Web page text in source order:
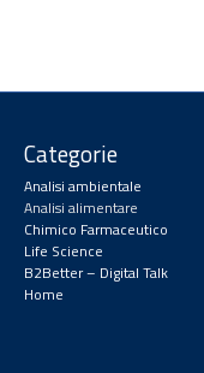
Categorie
Analisi ambientale
Analisi alimentare
Chimico Farmaceutico
Life Science
B2Better – Digital Talk
Home